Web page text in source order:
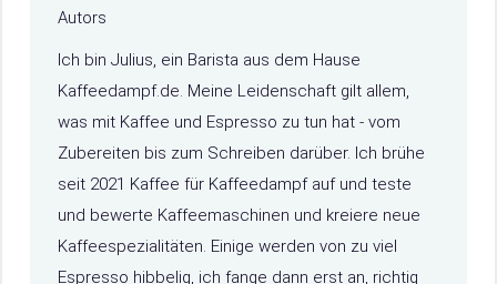
Ich bin Julius, ein Barista aus dem Hause
Kaffeedampf.de. Meine Leidenschaft gilt allem,
was mit Kaffee und Espresso zu tun hat - vom
Zubereiten bis zum Schreiben darüber. Ich brühe
seit 2021 Kaffee für Kaffeedampf auf und teste
und bewerte Kaffeemaschinen und kreiere neue
Kaffeespezialitäten. Einige werden von zu viel
Espresso hibbelig, ich fange dann erst an, richtig